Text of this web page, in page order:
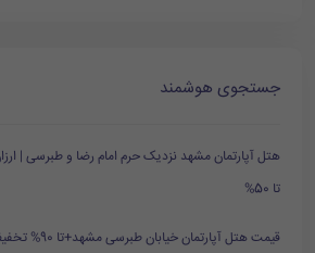
جستجوی هوشمند
هتل آپارتمان مشهد نزدیک حرم امام رضا و طبرسی |
تا 50%
قیمت هتل آپارتمان خیابان طبرسی مشهد+تا 90% تخفیف